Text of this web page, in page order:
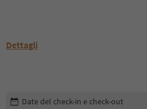
Dettagli
Modifica i dettagli della prenotazione
Date del check-in e check-out